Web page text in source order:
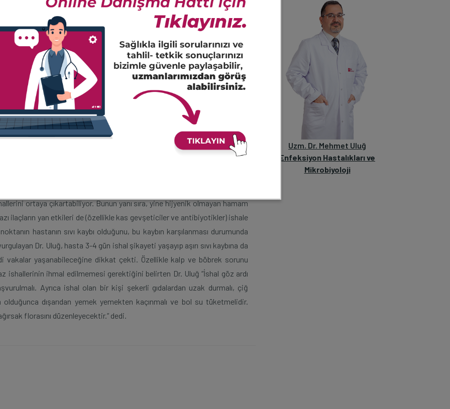
Bir Hastalık Değildir.
Mikrobiyoloji Uzmanı Dr. Mehmet Uluğ yaz ishalleri konusunda yaptığı
uyarısında bulundu.
önemli açıklamalarda bulunan Uluğ bu sorunu meydana getiren
bilgi verdi. Bir kişinin gün içerisinde 4’ten fazla büyük abdestine
karın ağrısı, ateş ve yorgunluk, yaygın eklem ve kas ağrıları şikâyetleri
Mehmet Uluğ, bu durum ile karşı karşıya kalındığında hastanın en yakın
bilgi veren Dr. Mehmet Uluğ; “En başta beslenme alışkanlıkları gözden
yıkanmamış çiğ sebze ve meyveler, az pişmiş et, uzun süre beklemiş
ortaya çıkartabiliyor. Bunun yanı sıra, yine hijyenik olmayan hamam
ilaçların yan etkileri de (özellikle kas gevşeticiler ve antibiyotikler) ishale
hastanın sıvı kaybı olduğunu, bu kaybın karşılanması durumunda
Dr. Uluğ, hasta 3-4 gün ishal şikayeti yaşayıp aşırı sıvı kaybına da
vakalar yaşanabileceğine dikkat çekti. Özellikle kalp ve böbrek sorunu
ishallerinin ihmal edilmemesi gerektiğini belirten Dr. Uluğ “İshal göz ardı
Ayrıca ishal olan bir kişi şekerli gıdalardan uzak durmalı, çiğ
dışarıdan yemek yemekten kaçınmalı ve bol su tüketmelidir.
florasını düzenleyecektir.” dedi.
Uzm. Dr. Mehmet Uluğ
Enfeksiyon Hastalıkları ve
Mikrobiyoloji